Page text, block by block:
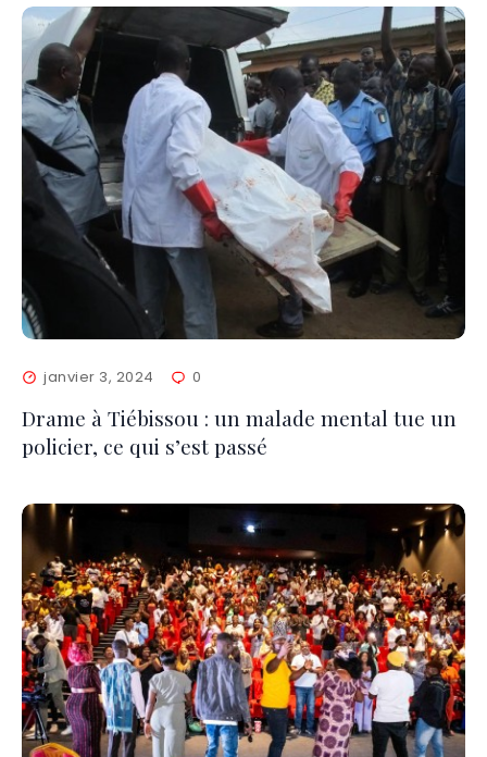
janvier 3, 2024 0
Drame à Tiébissou : un malade mental tue un
policier, ce qui s’est passé